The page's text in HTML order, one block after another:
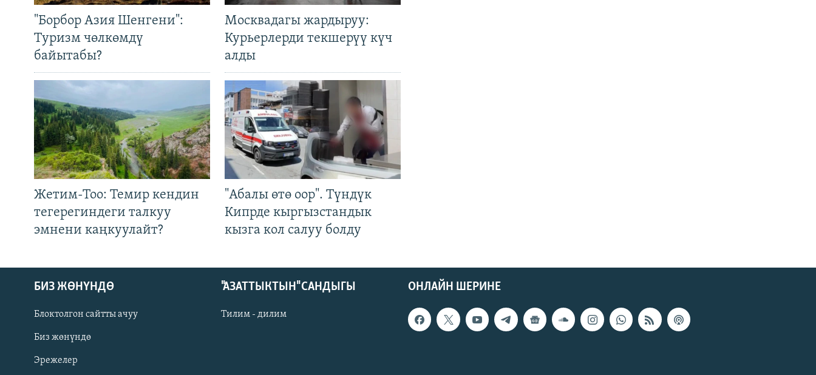
Русский
"Борбор Азия Шенгени":
Туризм чөлкөмдү
байытабы?
Москвадагы жардыруу:
Курьерлерди текшерүү күч
алды
Жетим-Тоо: Темир кендин
тегерегиндеги талкуу
эмнени каңкуулайт?
"Абалы өтө оор". Түндүк
Кипрде кыргызстандык
кызга кол салуу болду
ОНЛАЙН ШЕРИНЕ
БИЗ ЖӨНҮНДӨ
Блоктолгон сайтты ачуу
Биз жөнүндө
Эрежелер
"АЗАТТЫКТЫН" САНДЫГЫ
Тилим - дилим